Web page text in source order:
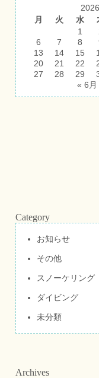
月
火 水
1
6
7 8
13
14 15
20
21 22
27
28 29
« 6月
Category
お知らせ
その他
スノーケリング
ダイビング
未分類
Archives